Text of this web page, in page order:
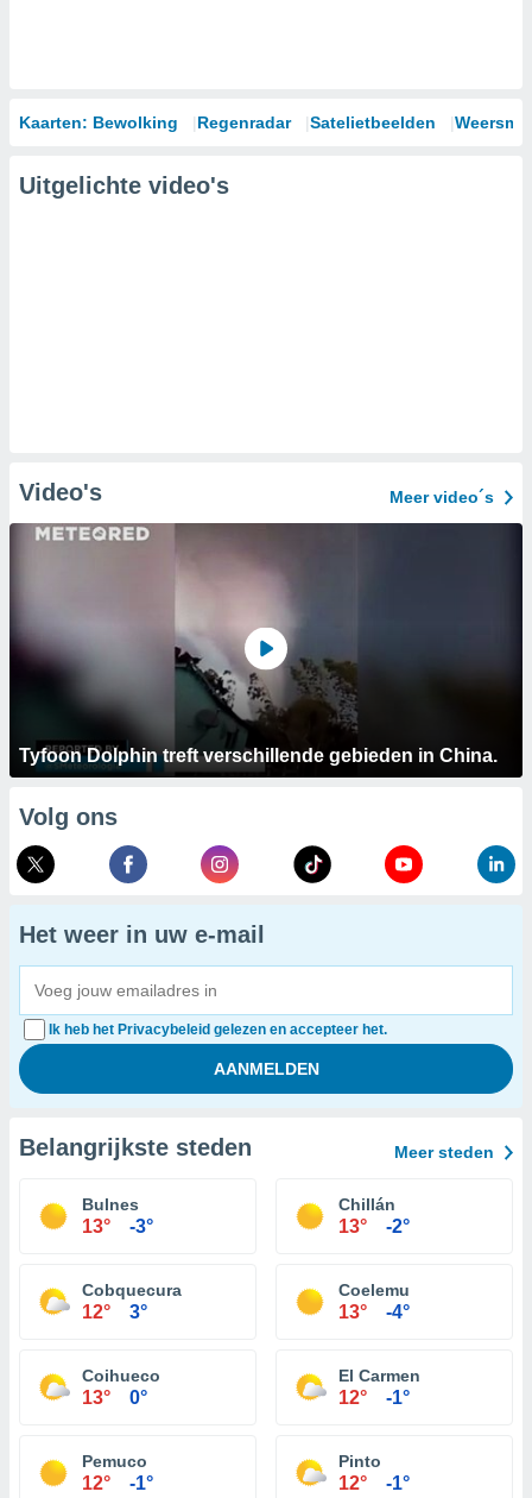
Kaarten: Bewolking Regenradar Satelietbeelden
Uitgelichte video's
Video's Meer video´s
Tyfoon Dolphin treft verschillende gebieden in China.
Volg ons
Het weer in uw e-mail
Ik heb het Privacybeleid gelezen en accepteer het.
Belangrijkste steden Meer steden
Bulnes
13° -3°
Chillán
13° -2°
Cobquecura
12° 3°
Coelemu
13° -4°
Coihueco
13° 0°
El Carmen
12° -1°
Pemuco
12° -1°
Pinto
12° -1°